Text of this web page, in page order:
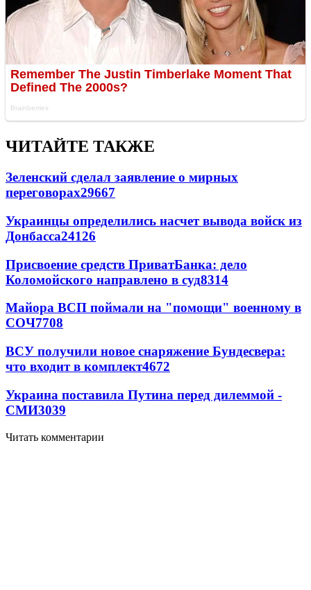
ЧИТАЙТЕ ТАКЖЕ
Зеленский сделал заявление о мирных
переговорах29667
Украинцы определились насчет вывода войск из
Донбасса24126
Присвоение средств ПриватБанка: дело
Коломойского направлено в суд8314
Майора ВСП поймали на "помощи" военному в
СОЧ7708
ВСУ получили новое снаряжение Бундесвера:
что входит в комплект4672
Украина поставила Путина перед дилеммой -
СМИ3039
Читать комментарии